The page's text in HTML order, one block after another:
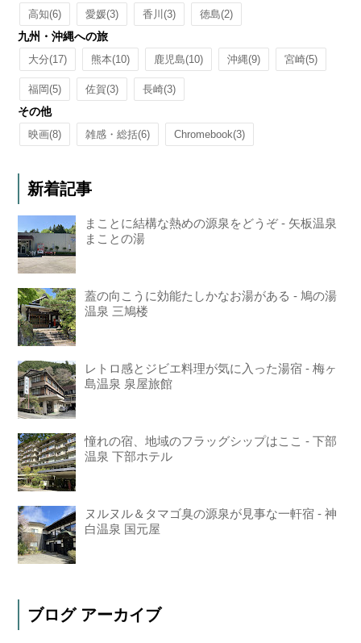
高知(6) 愛媛(3) 香川(3) 徳島(2)
九州・沖縄への旅
大分(17) 熊本(10) 鹿児島(10) 沖縄(9) 宮崎(5)
福岡(5) 佐賀(3) 長崎(3)
その他
映画(8) 雑感・総括(6) Chromebook(3)
新着記事
まことに結構な熱めの源泉をどうぞ - 矢板温泉
まことの湯
蓋の向こうに効能たしかなお湯がある - 鳩の湯
温泉 三鳩楼
レトロ感とジビエ料理が気に入った湯宿 - 梅ヶ
島温泉 泉屋旅館
憧れの宿、地域のフラッグシップはここ - 下部
温泉 下部ホテル
ヌルヌル＆タマゴ臭の源泉が見事な一軒宿 - 神
白温泉 国元屋
ブログ アーカイブ